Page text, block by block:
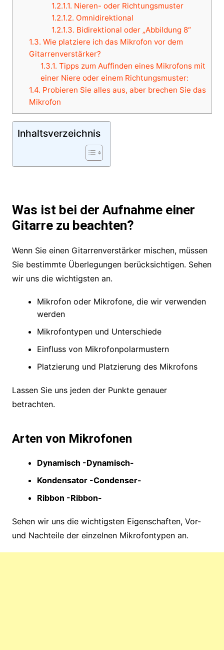
1.2.1.1. Nieren- oder Richtungsmuster
1.2.1.2. Omnidirektional
1.2.1.3. Bidirektional oder „Abbildung 8“
1.3. Wie platziere ich das Mikrofon vor dem
Gitarrenverstärker?
1.3.1. Tipps zum Auffinden eines Mikrofons mit
einer Niere oder einem Richtungsmuster:
1.4. Probieren Sie alles aus, aber brechen Sie das
Mikrofon
Inhaltsverzeichnis
Was ist bei der Aufnahme einer
Gitarre zu beachten?
Wenn Sie einen Gitarrenverstärker mischen, müssen
Sie bestimmte Überlegungen berücksichtigen. Sehen
wir uns die wichtigsten an.
Mikrofon oder Mikrofone, die wir verwenden
werden
Mikrofontypen und Unterschiede
Einfluss von Mikrofonpolarmustern
Platzierung und Platzierung des Mikrofons
Lassen Sie uns jeden der Punkte genauer
betrachten.
Arten von Mikrofonen
Dynamisch -Dynamisch-
Kondensator -Condenser-
Ribbon -Ribbon-
Sehen wir uns die wichtigsten Eigenschaften, Vor-
und Nachteile der einzelnen Mikrofontypen an.